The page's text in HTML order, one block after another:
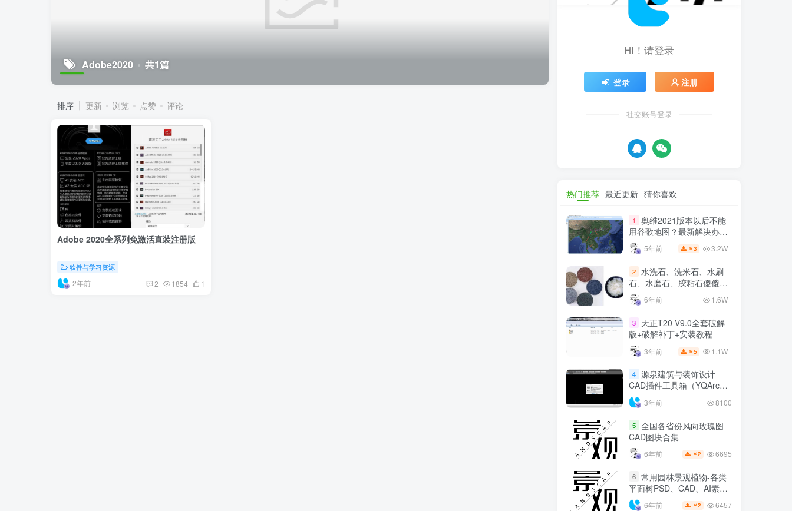
Adobe2020 共1篇
排序 更新 浏览 点赞 评论
Adobe 2020全系列免激活直装注册版
软件与学习资源
2年前 2 1854 1
HI！请登录
登录 注册
社交账号登录
热门推荐 最近更新 猜你喜欢
1
奥维2021版本以后不能
用谷歌地图？最新解决办法
苹果安卓电脑
5年前 ￥3 3.2W+
2
水洗石、洗米石、水刷
石、水磨石、胶粘石傻傻分
不清楚
6年前 1.6W+
3
天正T20 V9.0全套破解
版+破解补丁+安装教程
3年前 ￥5 1.1W+
4 源泉建筑与装饰设计
CAD插件工具箱（YQArch
6.7.4）
3年前 8100
5 全国各省份风向玫瑰图
CAD图块合集
6年前 ￥2 6695
6 常用园林景观植物-各类
平面树PSD、CAD、AI素材
线稿
6年前 ￥2 6457